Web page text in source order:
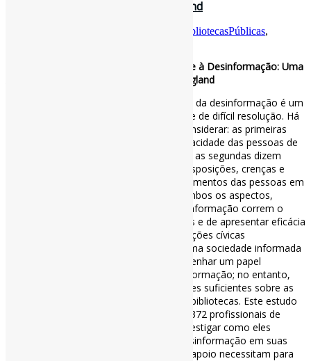
Desinformação / Arts Council England
BibliotecasPúblicas,
O Papel da Biblioteca Pública no Combate à Desinformação: Uma
Análise e Plano de Ação / Arts Council England
Enfrentar o impacto insidioso e disruptivo da desinformação é um
desafio social urgente, porém complexo e de difícil resolução. Há
questões de acesso e de disposição a considerar: as primeiras
envolvem tecnologia e letramento (a capacidade das pessoas de
acessar e avaliar informações), enquanto as segundas dizem
respeito a atitudes e inclinações (as predisposições, crenças e
motivações que influenciam os comportamentos das pessoas em
relação à informação). Sem atenção a ambos os aspectos,
quaisquer medidas para combater a desinformação correm o
risco de ser excessivamente reducionistas e de apresentar eficácia
limitada. As bibliotecas públicas — instituições cívicas
comunitárias de confiança que apoiam uma sociedade informada
— estão bem posicionadas para desempenhar um papel
fundamental no enfrentamento da desinformação; no entanto,
antes deste estudo, não havia informações suficientes sobre as
respostas e práticas adotadas por essas bibliotecas. Este estudo
nacional, pioneiro no Reino Unido, ouviu 372 profissionais de
bibliotecas públicas na Inglaterra para investigar como eles
compreendem, vivenciam e reagem à desinformação em suas
comunidades, bem como de que tipo de apoio necessitam para